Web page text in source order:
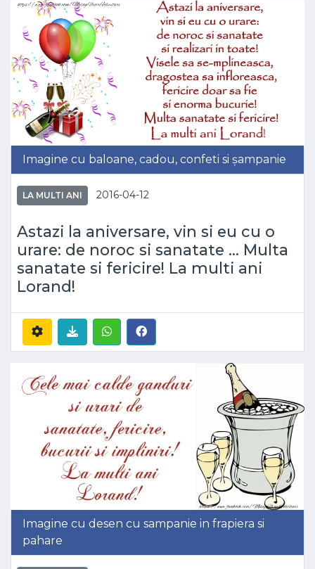
Imagine cu baloane, cadou, confeti si șampanie
LA MULTI ANI 2016-04-12
Astazi la aniversare, vin si eu cu o
urare: de noroc si sanatate ... Multa
sanatate si fericire! La multi ani
Lorand!
Imagine cu desen cu sampanie in frapiera si
pahare